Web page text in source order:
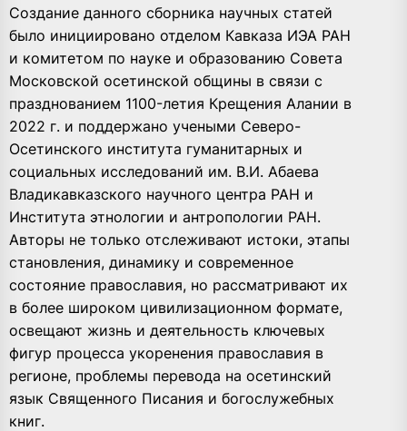
Создание данного сборника научных статей
было инициировано отделом Кавказа ИЭА РАН
и комитетом по науке и образованию Совета
Московской осетинской общины в связи с
празднованием 1100-летия Крещения Алании в
2022 г. и поддержано учеными Северо-
Осетинского института гуманитарных и
социальных исследований им. В.И. Абаева
Владикавказского научного центра РАН и
Института этнологии и антропологии РАН.
Авторы не только отслеживают истоки, этапы
становления, динамику и современное
состояние православия, но рассматривают их
в более широком цивилизационном формате,
освещают жизнь и деятельность ключевых
фигур процесса укоренения православия в
регионе, проблемы перевода на осетинский
язык Священного Писания и богослужебных
книг.